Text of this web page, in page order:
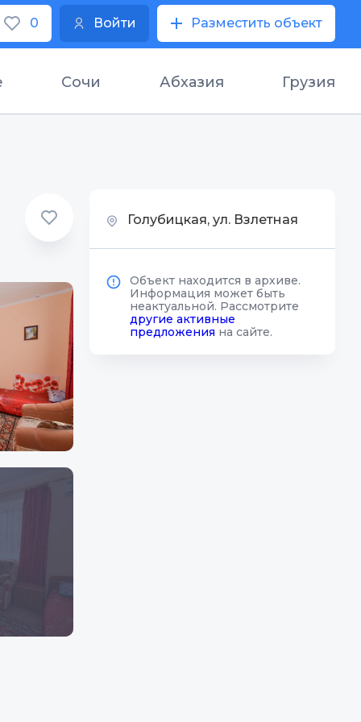
0 Войти Разместить объект
Сочи Абхазия Грузия
Голубицкая, ул. Взлетная
Объект находится в архиве.
Информация может быть
неактуальной. Рассмотрите
другие активные
предложения на сайте.